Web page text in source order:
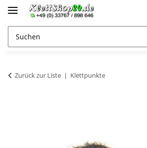
Zurück zur Liste Klettpunkte